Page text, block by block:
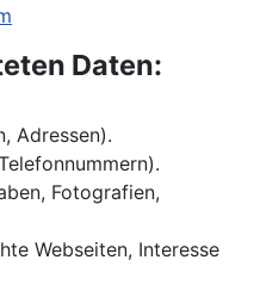
Daten:
Adressen).
Fotografien,
Webseiten, Interesse